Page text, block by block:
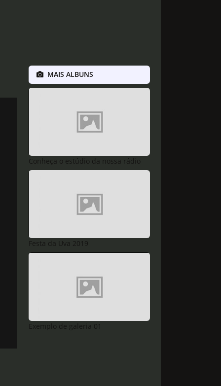
MAIS ALBUNS
Conheça o estúdio da nossa rádio
Festa da Uva 2019
Exemplo de galeria 01